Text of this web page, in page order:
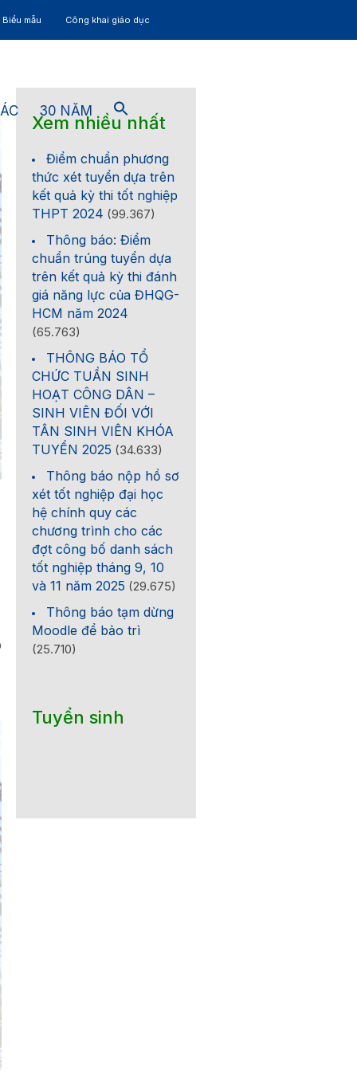
mẫu Công khai giáo dục
30 NĂM
Xem nhiều nhất
Điểm chuẩn phương
thức xét tuyển dựa trên
kết quả kỳ thi tốt nghiệp
THPT 2024 (99.367)
Thông báo: Điểm
chuẩn trúng tuyển dựa
trên kết quả kỳ thi đánh
giá năng lực của ĐHQG-
HCM năm 2024
(65.763)
THÔNG BÁO TỔ
CHỨC TUẦN SINH
HOẠT CÔNG DÂN –
SINH VIÊN ĐỐI VỚI
TÂN SINH VIÊN KHÓA
TUYỂN 2025 (34.633)
Thông báo nộp hồ sơ
xét tốt nghiệp đại học
hệ chính quy các
chương trình cho các
đợt công bố danh sách
tốt nghiệp tháng 9, 10
và 11 năm 2025 (29.675)
Thông báo tạm dừng
Moodle để bảo trì
(25.710)
Tuyển sinh